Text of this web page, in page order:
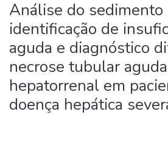
Estatísticas
Autoarquivamento
Sobre o RI-UFCSPA
FAQ
Ajuda
Análise do sedimento
identificação de
aguda e diagnóstico
necrose tubular
hepatorrenal em
doença hepática